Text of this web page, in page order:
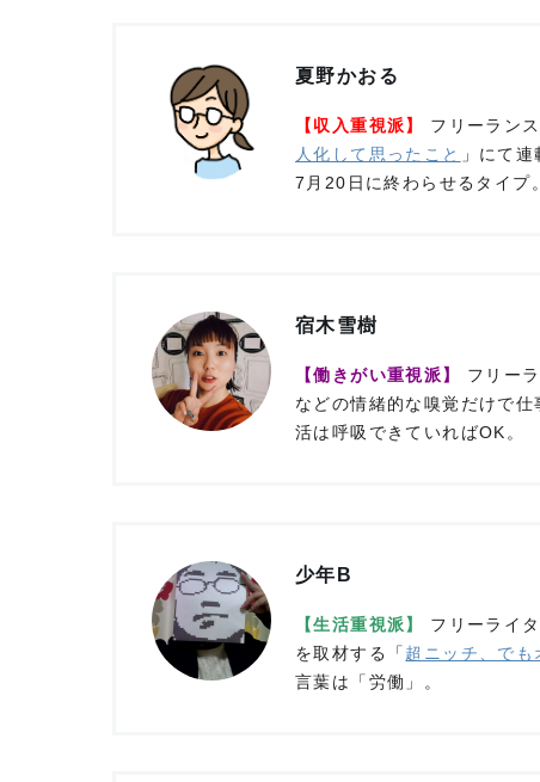
夏野かおる
【収入重視派】 フリーラン
人化して思ったこと
」にて
7月20日に終わらせるタイプ。
宿木雪樹
【働きがい重視派】 フリー
などの情緒的な嗅覚だけで
活は呼吸できていればOK。
少年B
【生活重視派】 フリーライ
を取材する「 超ニッチ、でも
言葉は「労働」。